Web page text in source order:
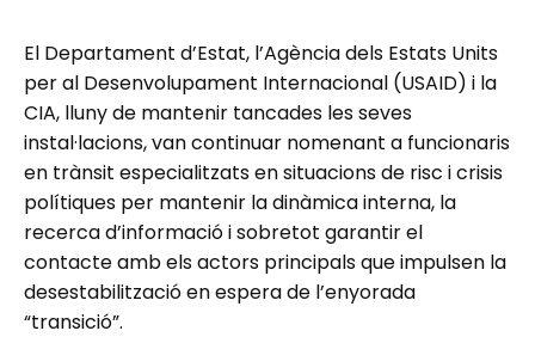
El Departament d’Estat, l’Agència dels Estats Units
per al Desenvolupament Internacional (USAID) i la
CIA, lluny de mantenir tancades les seves
instal·lacions, van continuar nomenant a funcionaris
en trànsit especialitzats en situacions de risc i crisis
polítiques per mantenir la dinàmica interna, la
recerca d’informació i sobretot garantir el
contacte amb els actors principals que impulsen la
desestabilització en espera de l’enyorada
“transició”.